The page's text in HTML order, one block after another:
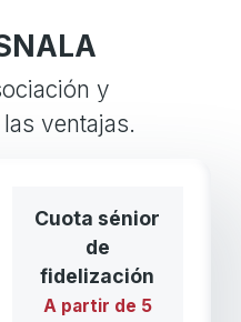
y
ventajas.
Cuota sénior
de
fidelización
A partir de 5